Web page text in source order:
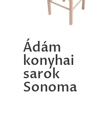
Ádám
konyhai
sarok
Sonoma